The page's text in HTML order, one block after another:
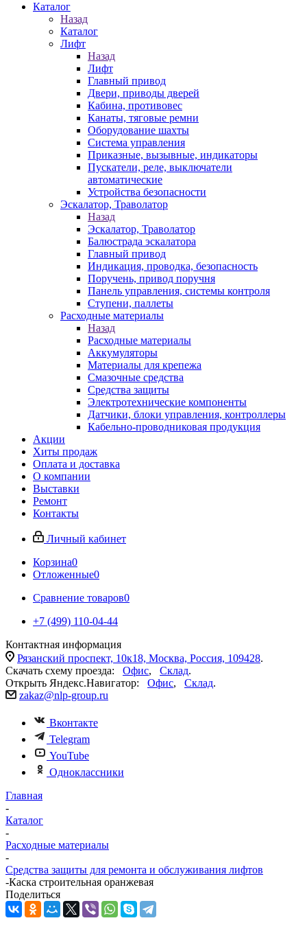
Каталог
Назад
Каталог
Лифт
Назад
Лифт
Главный привод
Двери, приводы дверей
Кабина, противовес
Канаты, тяговые ремни
Оборудование шахты
Система управления
Приказные, вызывные, индикаторы
Пускатели, реле, выключатели
автоматические
Устройства безопасности
Эскалатор, Траволатор
Назад
Эскалатор, Траволатор
Балюстрада эскалатора
Главный привод
Индикация, проводка, безопасность
Поручень, привод поручня
Панель управления, системы контроля
Ступени, паллеты
Расходные материалы
Назад
Расходные материалы
Аккумуляторы
Материалы для крепежа
Смазочные средства
Средства защиты
Электротехнические компоненты
Датчики, блоки управления, контроллеры
Кабельно-проводниковая продукция
Акции
Хиты продаж
Оплата и доставка
О компании
Выставки
Ремонт
Контакты
Личный кабинет
Корзина0
Отложенные0
Сравнение товаров0
+7 (499) 110-04-44
Контактная информация
Рязанский проспект, 10к18, Москва, Россия, 109428.
Скачать схему проезда: Офис, Склад.
Открыть Яндекс.Навигатор: Офис, Склад.
zakaz@nlp-group.ru
Вконтакте
Telegram
YouTube
Одноклассники
Главная
-
Каталог
-
Расходные материалы
-
Средства защиты для ремонта и обслуживания лифтов
-Каска строительная оранжевая
Поделиться